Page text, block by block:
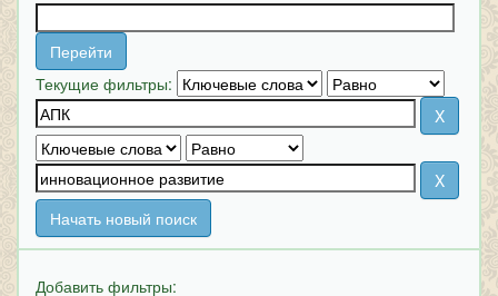
Текущие фильтры:
Начать новый поиск
Добавить фильтры: